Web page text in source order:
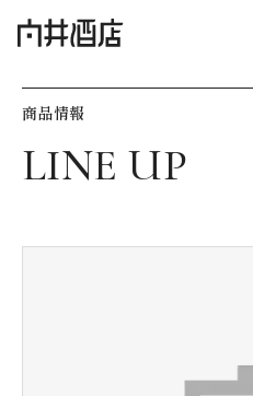
飲食店経営の
お気に入り機能の
商品情報